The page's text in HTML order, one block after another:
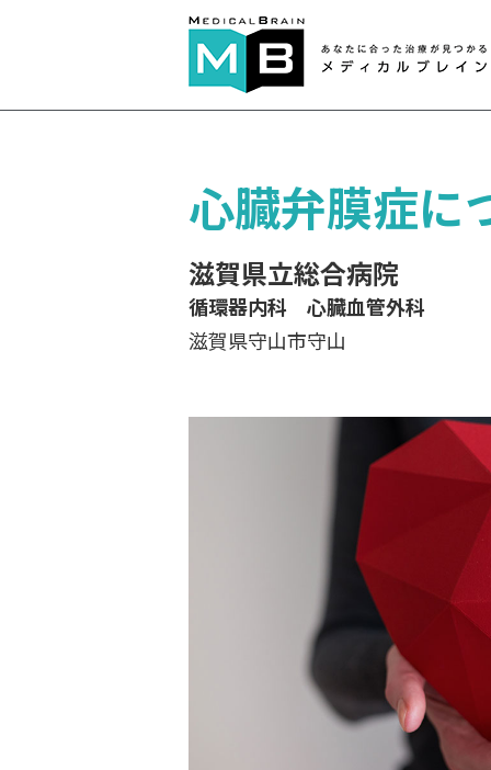
心臓弁膜症に
滋賀県立総合病院
循環器内科 心臓血管外科
滋賀県守山市守山